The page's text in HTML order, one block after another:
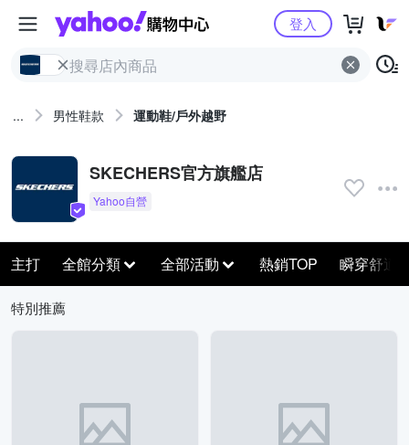
Yahoo購物中心
登入
... 男性鞋款 運動鞋/戶外越野
SKECHERS官方旗艦店
主打 全館分類 全部活動 熱銷TOP 瞬穿舒適
特別推薦